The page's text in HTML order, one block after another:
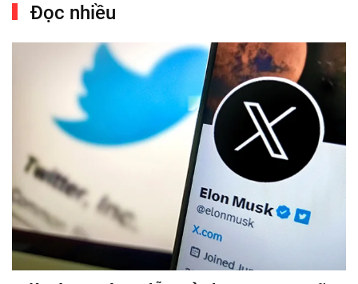
Đọc nhiều